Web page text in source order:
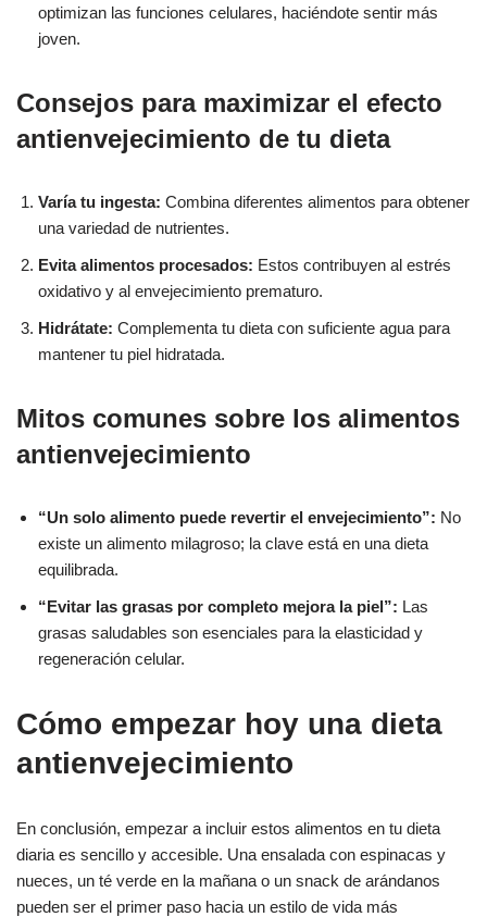
optimizan las funciones celulares, haciéndote sentir más
joven.
Consejos para maximizar el efecto
antienvejecimiento de tu dieta
Varía tu ingesta: Combina diferentes alimentos para obtener
una variedad de nutrientes.
Evita alimentos procesados: Estos contribuyen al estrés
oxidativo y al envejecimiento prematuro.
Hidrátate: Complementa tu dieta con suficiente agua para
mantener tu piel hidratada.
Mitos comunes sobre los alimentos
antienvejecimiento
“Un solo alimento puede revertir el envejecimiento”: No
existe un alimento milagroso; la clave está en una dieta
equilibrada.
“Evitar las grasas por completo mejora la piel”: Las
grasas saludables son esenciales para la elasticidad y
regeneración celular.
Cómo empezar hoy una dieta
antienvejecimiento
En conclusión, empezar a incluir estos alimentos en tu dieta
diaria es sencillo y accesible. Una ensalada con espinacas y
nueces, un té verde en la mañana o un snack de arándanos
pueden ser el primer paso hacia un estilo de vida más